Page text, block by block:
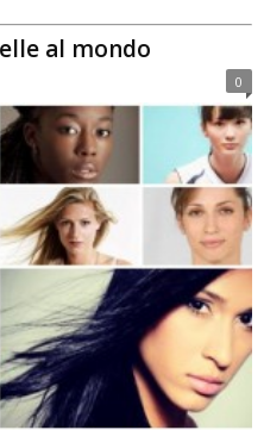
al mondo
0